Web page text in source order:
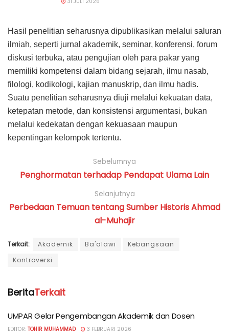
Hasil penelitian seharusnya dipublikasikan melalui saluran
ilmiah, seperti jurnal akademik, seminar, konferensi, forum
diskusi terbuka, atau pengujian oleh para pakar yang
memiliki kompetensi dalam bidang sejarah, ilmu nasab,
filologi, kodikologi, kajian manuskrip, dan ilmu hadis.
Suatu penelitian seharusnya diuji melalui kekuatan data,
ketepatan metode, dan konsistensi argumentasi, bukan
melalui kedekatan dengan kekuasaan maupun
kepentingan kelompok tertentu.
Sebelumnya
Penghormatan terhadap Pendapat Ulama Lain
Selanjutnya
Perbedaan Temuan tentang Sumber Historis Ahmad
al-Muhajir
Terkait: Akademik Ba'alawi
Kebangsaan
Kontroversi
BeritaTerkait
UMPAR Gelar Pengembangan Akademik dan Dosen
EDITOR: TOHIR MUHAMMAD 3 FEBRUARI 2026